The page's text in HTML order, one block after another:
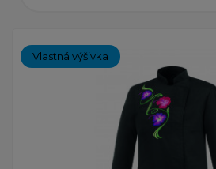
Vlastná výšivka